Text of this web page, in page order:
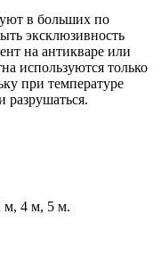
в больших по
эксклюзивность
на антикваре или
используются только
при температуре
разрушаться.
м, 4 м, 5 м.